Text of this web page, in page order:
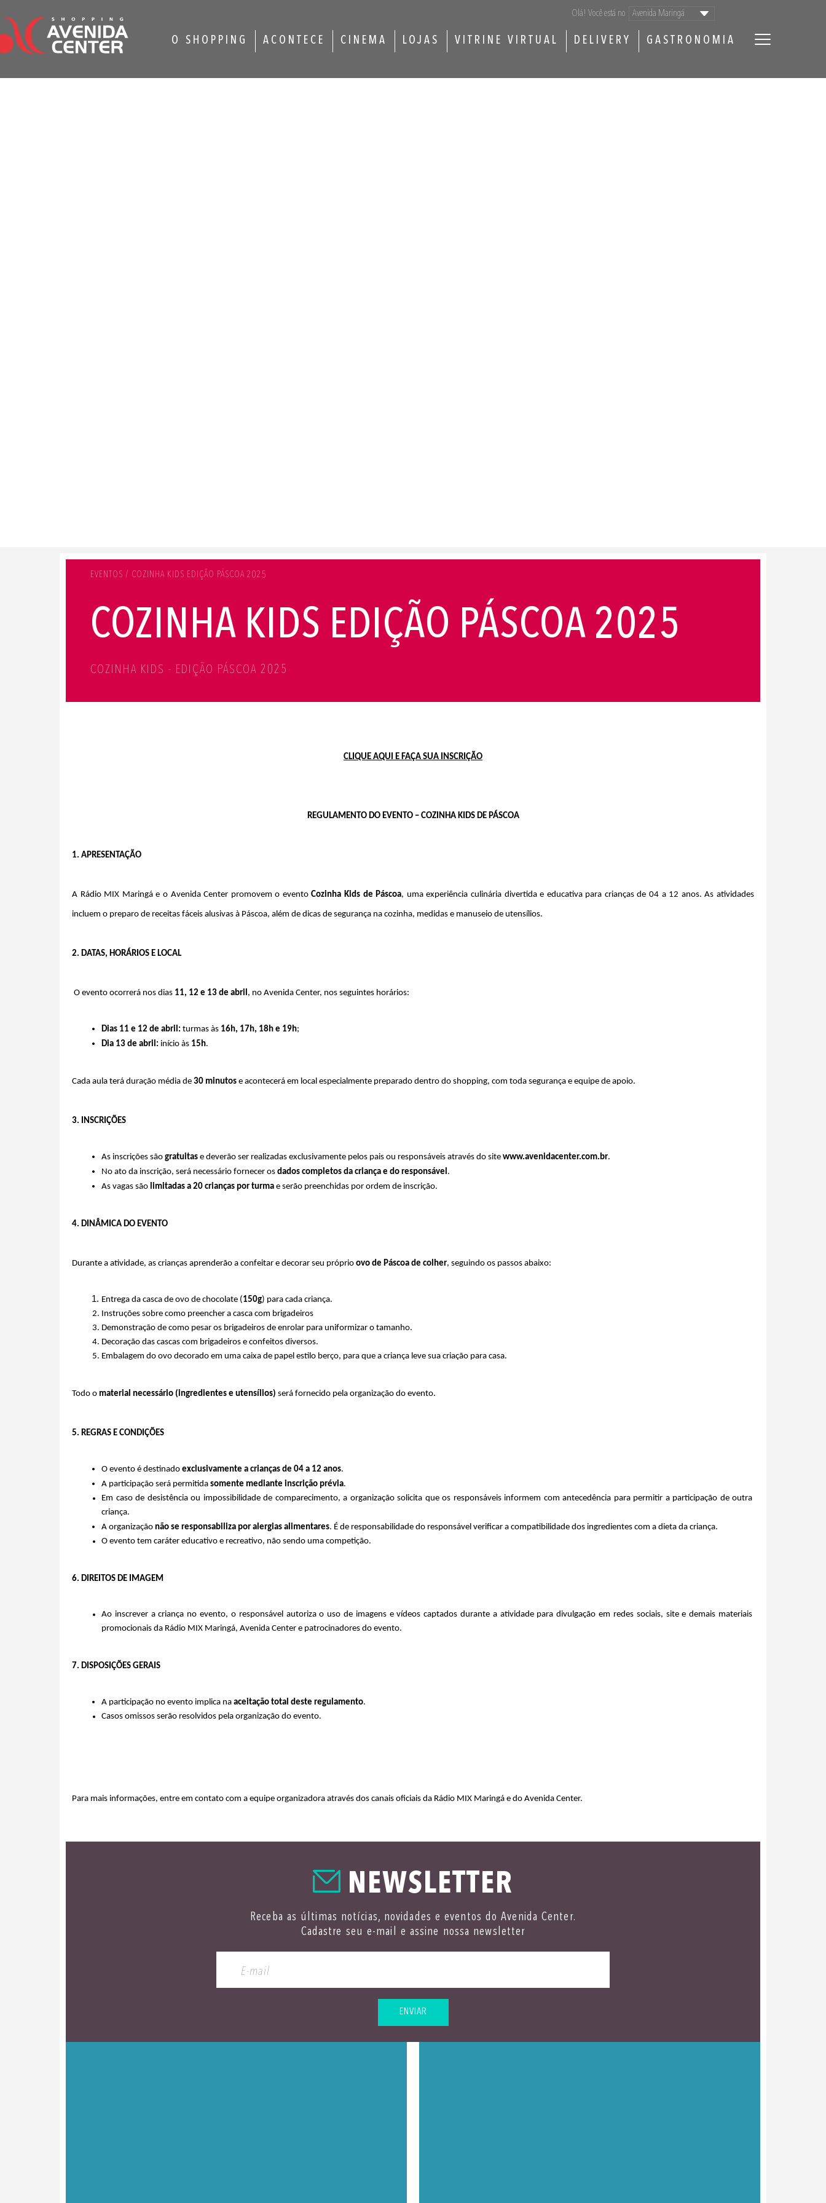
Olá! Você está no
O SHOPPING ACONTECE CINEMA LOJAS VITRINE VIRTUAL DELIVERY GASTRONOMIA
EVENTOS / COZINHA KIDS EDIÇÃO PÁSCOA 2025
COZINHA KIDS EDIÇÃO PÁSCOA 2025
COZINHA KIDS - EDIÇÃO PÁSCOA 2025
CLIQUE AQUI E FAÇA SUA INSCRIÇÃO
REGULAMENTO DO EVENTO – COZINHA KIDS DE PÁSCOA
1. APRESENTAÇÃO
A Rádio MIX Maringá e o Avenida Center promovem o evento Cozinha Kids de Páscoa, uma experiência culinária divertida e educativa para crianças de 04 a 12 anos. As atividades
incluem o preparo de receitas fáceis alusivas à Páscoa, além de dicas de segurança na cozinha, medidas e manuseio de utensílios.
2. DATAS, HORÁRIOS E LOCAL
O evento ocorrerá nos dias 11, 12 e 13 de abril, no Avenida Center, nos seguintes horários:
Dias 11 e 12 de abril: turmas às 16h, 17h, 18h e 19h;
Dia 13 de abril: início às 15h.
Cada aula terá duração média de 30 minutos e acontecerá em local especialmente preparado dentro do shopping, com toda segurança e equipe de apoio.
3. INSCRIÇÕES
As inscrições são gratuitas e deverão ser realizadas exclusivamente pelos pais ou responsáveis através do site www.avenidacenter.com.br.
No ato da inscrição, será necessário fornecer os dados completos da criança e do responsável.
As vagas são limitadas a 20 crianças por turma e serão preenchidas por ordem de inscrição.
4. DINÂMICA DO EVENTO
Durante a atividade, as crianças aprenderão a confeitar e decorar seu próprio ovo de Páscoa de colher, seguindo os passos abaixo:
Entrega da casca de ovo de chocolate (150g) para cada criança.
Instruções sobre como preencher a casca com brigadeiros
Demonstração de como pesar os brigadeiros de enrolar para uniformizar o tamanho.
Decoração das cascas com brigadeiros e confeitos diversos.
Embalagem do ovo decorado em uma caixa de papel estilo berço, para que a criança leve sua criação para casa.
Todo o material necessário (ingredientes e utensílios) será fornecido pela organização do evento.
5. REGRAS E CONDIÇÕES
O evento é destinado exclusivamente a crianças de 04 a 12 anos.
A participação será permitida somente mediante inscrição prévia.
Em caso de desistência ou impossibilidade de comparecimento, a organização solicita que os responsáveis informem com antecedência para permitir a participação de outra
criança.
A organização não se responsabiliza por alergias alimentares. É de responsabilidade do responsável verificar a compatibilidade dos ingredientes com a dieta da criança.
O evento tem caráter educativo e recreativo, não sendo uma competição.
6. DIREITOS DE IMAGEM
Ao inscrever a criança no evento, o responsável autoriza o uso de imagens e vídeos captados durante a atividade para divulgação em redes sociais, site e demais materiais
promocionais da Rádio MIX Maringá, Avenida Center e patrocinadores do evento.
7. DISPOSIÇÕES GERAIS
A participação no evento implica na aceitação total deste regulamento.
Casos omissos serão resolvidos pela organização do evento.
Para mais informações, entre em contato com a equipe organizadora através dos canais oficiais da Rádio MIX Maringá e do Avenida Center.
NEWSLETTER
Receba as últimas notícias, novidades e eventos do Avenida Center.
Cadastre seu e-mail e assine nossa newsletter
ENVIAR